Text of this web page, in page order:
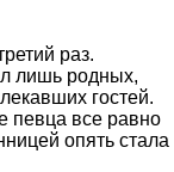
раз.
лишь родных,
гостей.
певца все равно
опять стала